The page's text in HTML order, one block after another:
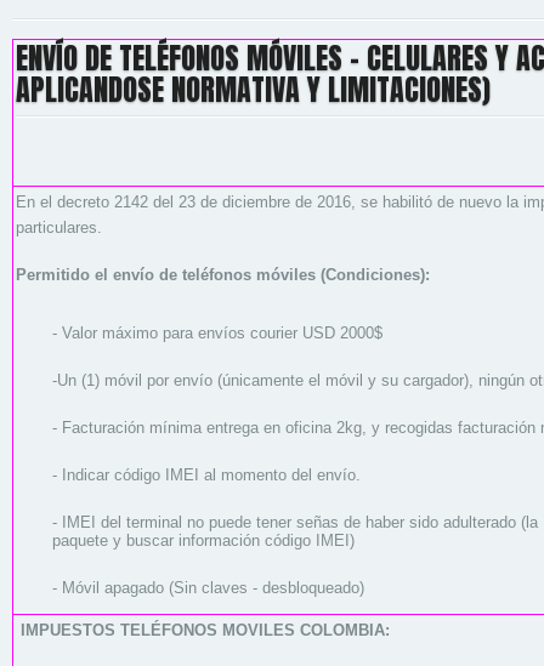
ENVÍO DE TELÉFONOS MÓVILES - CELULARES Y
APLICANDOSE NORMATIVA Y LIMITACIONES)
En el decreto 2142 del 23 de diciembre de 2016, se habilitó de nuevo la
particulares.
Permitido el envío de teléfonos móviles (Condiciones):
- Valor máximo para envíos courier USD 2000$
-Un (1) móvil por envío (únicamente el móvil y su cargador), ningún
- Facturación mínima entrega en oficina 2kg, y recogidas facturación
- Indicar código IMEI al momento del envío.
- IMEI del terminal no puede tener señas de haber sido adulterado
paquete y buscar información código IMEI)
- Móvil apagado (Sin claves - desbloqueado)
IMPUESTOS TELÉFONOS MOVILES COLOMBIA: